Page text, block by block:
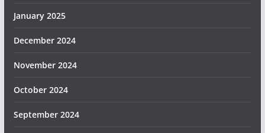
January 2025
December 2024
November 2024
October 2024
September 2024